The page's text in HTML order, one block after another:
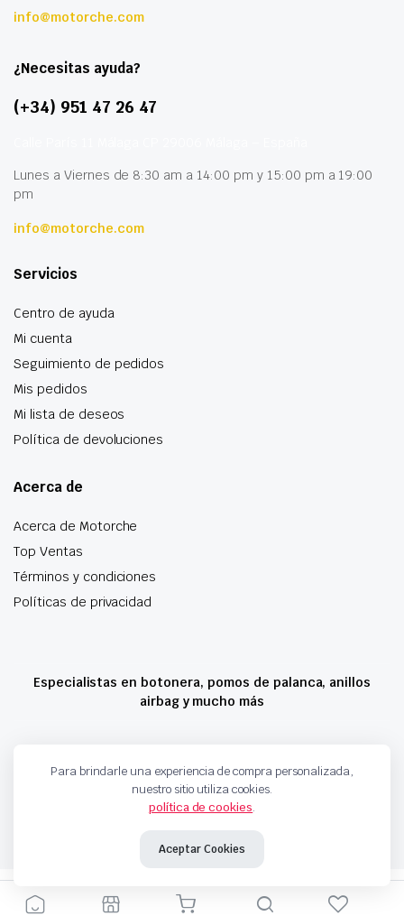
info@motorche.com
¿Necesitas ayuda?
(+34) 951 47 26 47
Lunes a Viernes de 8:30 am a 14:00 pm y 15:00 pm a 19:00
pm
info@motorche.com
Servicios
Centro de ayuda
Mi cuenta
Seguimiento de pedidos
Mis pedidos
Mi lista de deseos
Política de devoluciones
Acerca de
Acerca de Motorche
Top Ventas
Términos y condiciones
Políticas de privacidad
Especialistas en botonera, pomos de palanca, anillos
airbag y mucho más
Copyright 2024 © Motorche Autoparts. Todos los derechos reservados
Para brindarle una experiencia de compra personalizada,
nuestro sitio utiliza cookies.
política de cookies.
Aceptar Cookies